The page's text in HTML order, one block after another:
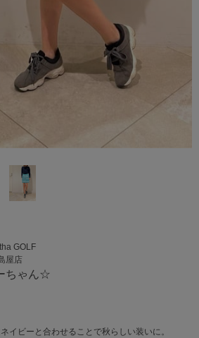
GOLF
屋店
ちゃん☆
イビーと合わせることで秋らしい装いに。